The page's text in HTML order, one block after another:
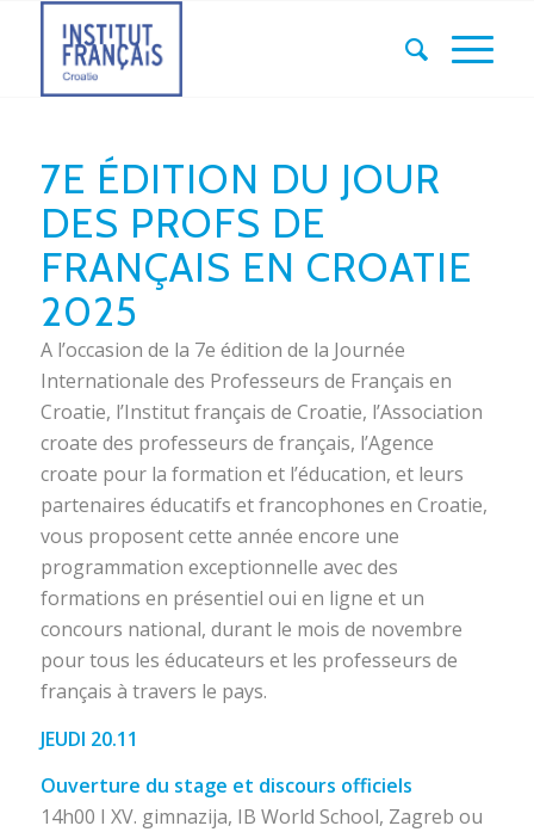
7E ÉDITION DU JOUR
DES PROFS DE
FRANÇAIS EN CROATIE
2025
A l’occasion de la 7e édition de la Journée
Internationale des Professeurs de Français en
Croatie, l’Institut français de Croatie, l’Association
croate des professeurs de français, l’Agence
croate pour la formation et l’éducation, et leurs
partenaires éducatifs et francophones en Croatie,
vous proposent cette année encore une
programmation exceptionnelle avec des
formations en présentiel oui en ligne et un
concours national, durant le mois de novembre
pour tous les éducateurs et les professeurs de
français à travers le pays.
JEUDI 20.11
Ouverture du stage et discours officiels
14h00 I XV. gimnazija, IB World School, Zagreb ou